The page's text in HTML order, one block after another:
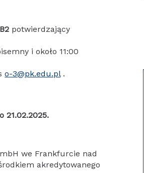
potwierdzający
i około 11:00
o-3@pk.edu.pl.
21.02.2025.
we Frankfurcie nad
akredytowanego